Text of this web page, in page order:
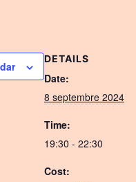
DETAILS
Date:
8 septembre 2024
Time:
19:30 - 22:30
Cost: